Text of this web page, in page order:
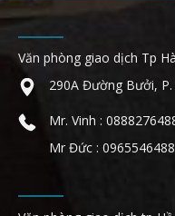
Văn phòng giao dịch Tp
290A Đường Bưởi,
Mr. Vinh :
Mr Đức : 0965546488